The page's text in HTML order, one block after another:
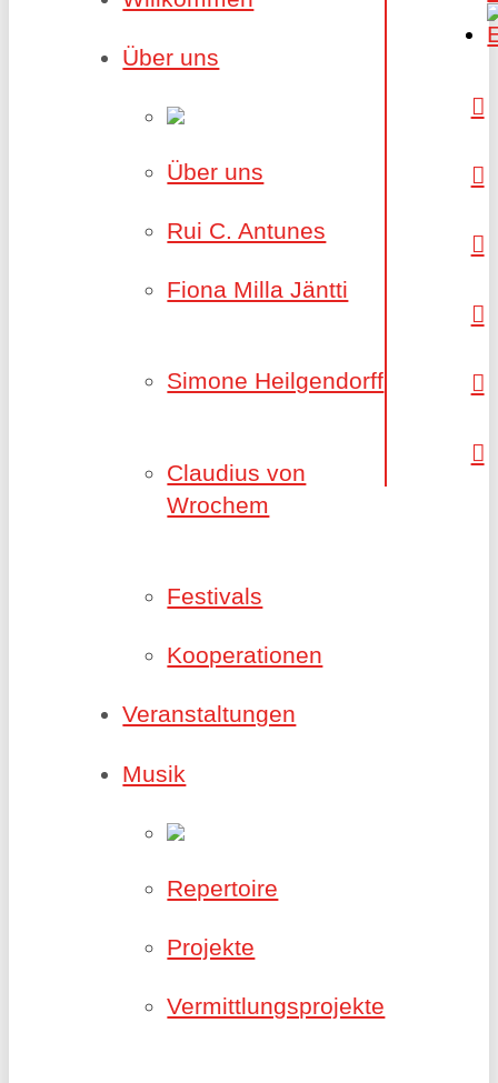
Über uns
Über uns
Rui C. Antunes
Fiona Milla Jäntti
Simone Heilgendorff
Claudius von
Wrochem
Festivals
Kooperationen
Veranstaltungen
Musik
Repertoire
Projekte
Vermittlungsprojekte